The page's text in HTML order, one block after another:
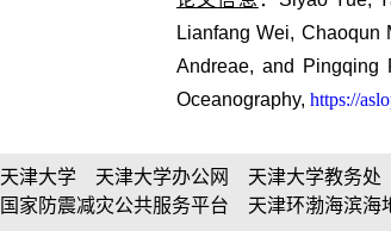
Lianfang Wei, Chaoqun
Andreae, and Pingqing
Oceanography, https://
天津大学 天津大学办公网 天津大学教务处
国家防震减灾公共服务平台
天津环渤海滨海